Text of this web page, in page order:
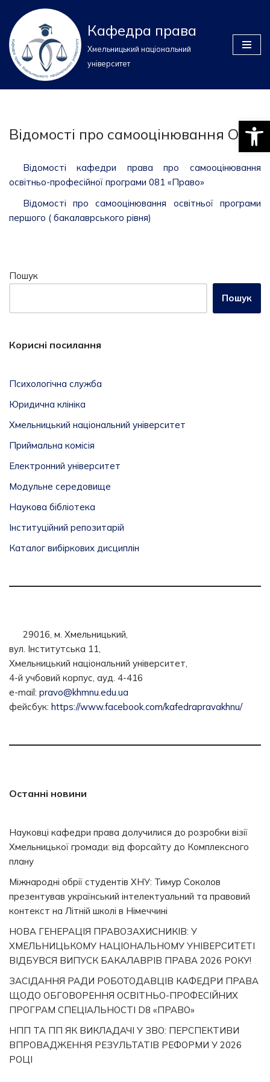
Перейти
до
вмісту
Кафедра права
Хмельницький національний
університет
Відомості про самооцінювання ОПП
Відомості кафедри права про самооцінювання
освітньо-професійної програми 081 «Право»
Відомості про самооцінювання освітньої програми
першого ( бакалаврського рівня)
Пошук
Пошук
Корисні посилання
Психологічна служба
Юридична клініка
Хмельницький національний університет
Приймальна комісія
Електронний університет
Модульне середовище
Наукова бібліотека
Інституційний репозитарій
Каталог вибіркових дисциплін
29016, м. Хмельницький,
вул. Інститутська 11,
Хмельницький національний університет,
4-й учбовий корпус, ауд. 4-416
e-mail: pravo@khmnu.edu.ua
фейсбук: https://www.facebook.com/kafedrapravakhnu/
Останні новини
Науковці кафедри права долучилися до розробки візії
Хмельницької громади: від форсайту до Комплексного
плану
Міжнародні обрії студентів ХНУ: Тимур Соколов
презентував український інтелектуальний та правовий
контекст на Літній школі в Німеччині
НОВА ГЕНЕРАЦІЯ ПРАВОЗАХИСНИКІВ: У
ХМЕЛЬНИЦЬКОМУ НАЦІОНАЛЬНОМУ УНІВЕРСИТЕТІ
ВІДБУВСЯ ВИПУСК БАКАЛАВРІВ ПРАВА 2026 РОКУ!
ЗАСІДАННЯ РАДИ РОБОТОДАВЦІВ КАФЕДРИ ПРАВА
ЩОДО ОБГОВОРЕННЯ ОСВІТНЬО-ПРОФЕСІЙНИХ
ПРОГРАМ СПЕЦІАЛЬНОСТІ D8 «ПРАВО»
НПП ТА ПП ЯК ВИКЛАДАЧІ У ЗВО: ПЕРСПЕКТИВИ
ВПРОВАДЖЕННЯ РЕЗУЛЬТАТІВ РЕФОРМИ У 2026
РОЦІ